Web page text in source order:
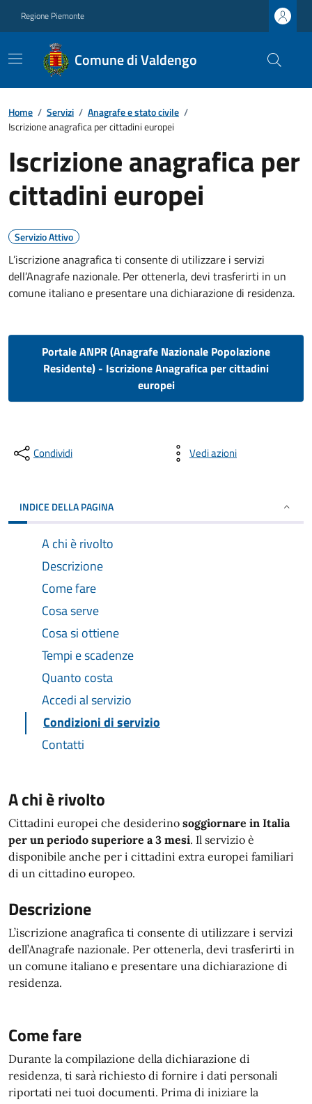
Regione Piemonte
Comune di Valdengo
Home / Servizi / Anagrafe e stato civile /
Iscrizione anagrafica per cittadini europei
Iscrizione anagrafica per
cittadini europei
Servizio Attivo
L’iscrizione anagrafica ti consente di utilizzare i servizi
dell’Anagrafe nazionale. Per ottenerla, devi trasferirti in un
comune italiano e presentare una dichiarazione di residenza.
Portale ANPR (Anagrafe Nazionale Popolazione
Residente) - Iscrizione Anagrafica per cittadini
europei
Condividi Vedi azioni
INDICE DELLA PAGINA
A chi è rivolto
Descrizione
Come fare
Cosa serve
Cosa si ottiene
Tempi e scadenze
Quanto costa
Accedi al servizio
Condizioni di servizio
Contatti
A chi è rivolto
Cittadini europei che desiderino soggiornare in Italia
per un periodo superiore a 3 mesi. Il servizio è
disponibile anche per i cittadini extra europei familiari
di un cittadino europeo.
Descrizione
L’iscrizione anagrafica ti consente di utilizzare i servizi
dell’Anagrafe nazionale. Per ottenerla, devi trasferirti in
un comune italiano e presentare una dichiarazione di
residenza.
Come fare
Durante la compilazione della dichiarazione di
residenza, ti sarà richiesto di fornire i dati personali
riportati nei tuoi documenti. Prima di iniziare la